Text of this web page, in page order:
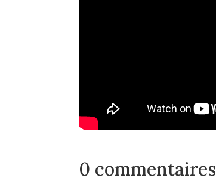
0 commentaires